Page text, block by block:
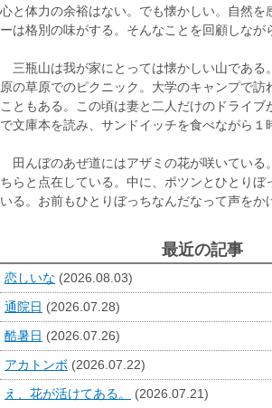
心と体力の余裕はない。でも懐かしい。自然を
ーは格別の味がする。そんなことを回顧しなが
三瓶山は我が家にとっては懐かしい山である
原の草原でのピクニック。大学のキャンプで訪
こともある。この頃は妻と二人だけのドライブ
で文庫本を読み、サンドイッチを食べながら１
田んぼのあぜ道にはアザミの花が咲いている
ちらと点在している。中に、ポツンとひとりぼ
いる。お前もひとりぼっちなんだなって声をか
最近の記事
恋しいな (2026.08.03)
通院日 (2026.07.28)
酷暑日 (2026.07.26)
アカトンボ (2026.07.22)
え、花が活けてある。
(2026.07.21)